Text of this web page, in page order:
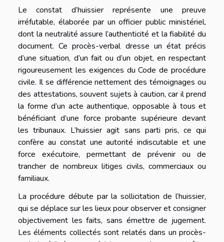
Le constat d’huissier représente une preuve
irréfutable, élaborée par un officier public ministériel,
dont la neutralité assure l’authenticité et la fiabilité du
document. Ce procès-verbal dresse un état précis
d’une situation, d’un fait ou d’un objet, en respectant
rigoureusement les exigences du Code de procédure
civile. Il se différencie nettement des témoignages ou
des attestations, souvent sujets à caution, car il prend
la forme d’un acte authentique, opposable à tous et
bénéficiant d’une force probante supérieure devant
les tribunaux. L’huissier agit sans parti pris, ce qui
confère au constat une autorité indiscutable et une
force exécutoire, permettant de prévenir ou de
trancher de nombreux litiges civils, commerciaux ou
familiaux.
La procédure débute par la sollicitation de l’huissier,
qui se déplace sur les lieux pour observer et consigner
objectivement les faits, sans émettre de jugement.
Les éléments collectés sont relatés dans un procès-